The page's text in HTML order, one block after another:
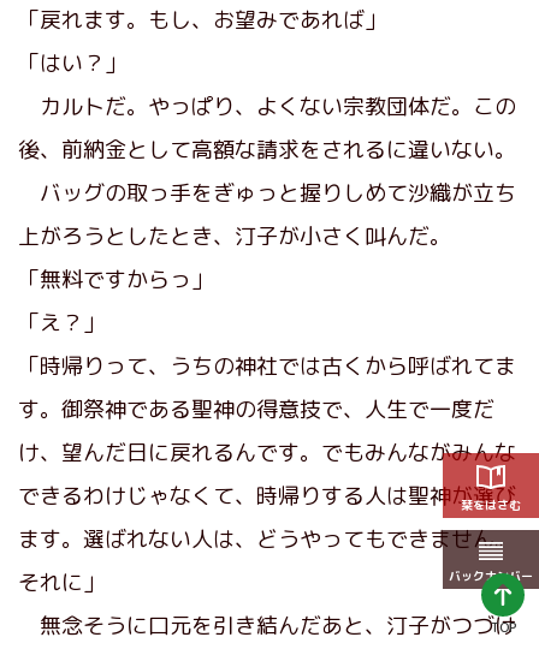
「戻れます。もし、お望みであれば」
「はい？」
カルトだ。やっぱり、よくない宗教団体だ。この
後、前納金として高額な請求をされるに違いない。
バッグの取っ手をぎゅっと握りしめて沙織が立ち
上がろうとしたとき、汀子が小さく叫んだ。
「無料ですからっ」
「え？」
「時帰りって、うちの神社では古くから呼ばれてま
す。御祭神である聖神の得意技で、人生で一度だ
け、望んだ日に戻れるんです。でもみんながみんな
できるわけじゃなくて、時帰りする人は聖神が選び
ます。選ばれない人は、どうやってもできません。
それに」
無念そうに口元を引き結んだあと、汀子がつづけ
栞をはさむ
バックナンバー
TOP